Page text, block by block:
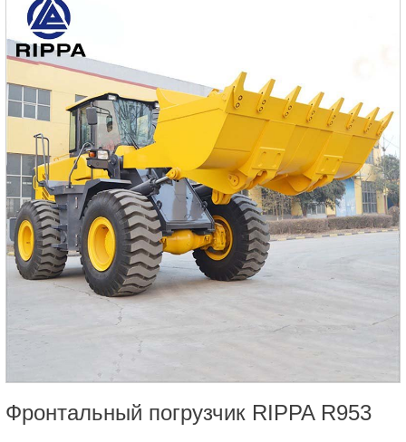
(ДШВ)580018002700 ммВместимость ковша0.65 м³Макс.
высота разгрузки4500 ммДлина стрелы2900 ммМакс.
Фронтальный погрузчик RIPPA R953